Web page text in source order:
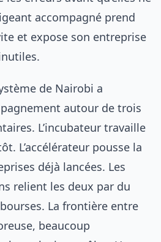
accompagné prend
et expose son entreprise
de Nairobi a
autour de trois
L’incubateur travaille
L’accélérateur pousse la
déjà lancées. Les
relient les deux par du
La frontière entre
beaucoup